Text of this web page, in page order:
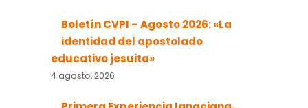
Boletín CVPI – Agosto 2026: «La
identidad del apostolado
educativo jesuita»
4 agosto, 2026